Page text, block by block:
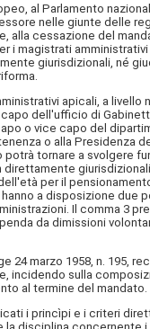
al Parlamento
nelle giunte delle
alla cessazione del
i magistrati
giurisdizionali, né
apicali, a livello
dell'ufficio di
o vice capo del
o alla Presidenza
tornare a svolgere
per il
a disposizione due
Il comma 3
da dimissioni
marzo 1958, n. 195,
incidendo sulla
al termine del mandato.
i princìpi e i criteri